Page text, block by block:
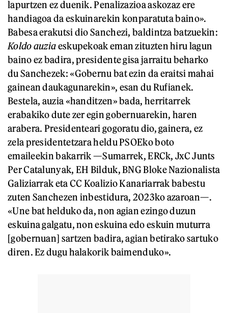
lapurtzen ez duenik. Penalizazioa askozaz ere
handiagoa da eskuinarekin konparatuta baino».
Babesa erakutsi dio Sanchezi, baldintza batzuekin:
Koldo auziaeskupekoak eman zituzten hiru lagun
baino ez badira, presidente gisa jarraitu beharko
du Sanchezek: «Gobernu bat ezin da eraitsi mahai
gainean daukagunarekin», esan du Rufianek.
Bestela, auzia «handitzen» bada, herritarrek
erabakiko dute zer egin gobernuarekin, haren
arabera. Presidenteari gogoratu dio, gainera, ez
zela presidentetzara heldu PSOEko boto
emaileekin bakarrik —Sumarrek, ERCk, JxC Junts
Per Catalunyak, EH Bilduk, BNG Bloke Nazionalista
Galiziarrak eta CC Koalizio Kanariarrak babestu
zuten Sanchezen inbestidura, 2023ko azaroan—.
«Une bat helduko da, non agian ezingo duzun
eskuina galgatu, non eskuina edo eskuin muturra
[gobernuan] sartzen badira, agian betirako sartuko
diren. Ez dugu halakorik baimenduko».